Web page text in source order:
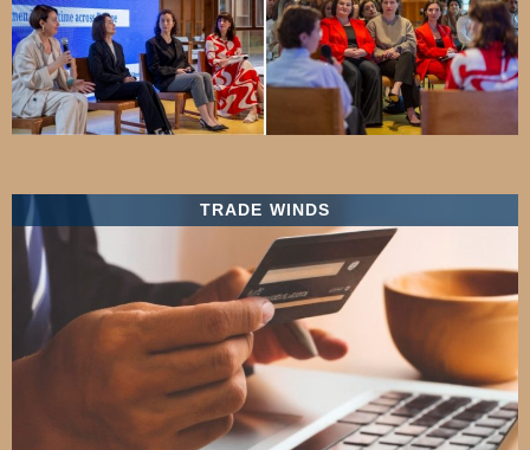
TRADE WINDS